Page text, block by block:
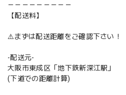
－－－－－－－－－
【配送料】
⚠️まずは配送距離をご確認下さい！
-配送元-
大阪市東成区「地下鉄新深江駅」
(下道での距離計算)